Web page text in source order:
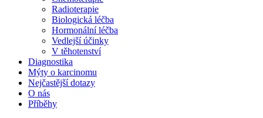
Radioterapie
Biologická léčba
Hormonální léčba
Vedlejší účinky
V těhotenství
Diagnostika
Mýty o karcinomu
Nejčastější dotazy
O nás
Příběhy